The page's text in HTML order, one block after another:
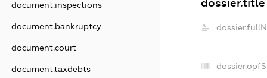
document.inspections
document.bankruptcy
document.court
document.taxdebts